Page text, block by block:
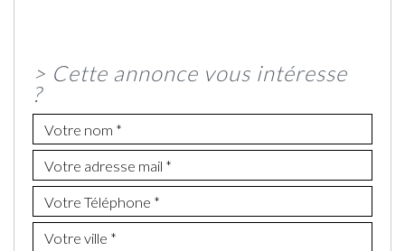
> Cette annonce vous intéresse
?